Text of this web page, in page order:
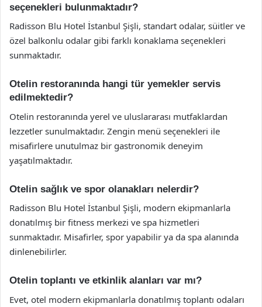
seçenekleri bulunmaktadır?
Radisson Blu Hotel İstanbul Şişli, standart odalar, süitler ve
özel balkonlu odalar gibi farklı konaklama seçenekleri
sunmaktadır.
Otelin restoranında hangi tür yemekler servis
edilmektedir?
Otelin restoranında yerel ve uluslararası mutfaklardan
lezzetler sunulmaktadır. Zengin menü seçenekleri ile
misafirlere unutulmaz bir gastronomik deneyim
yaşatılmaktadır.
Otelin sağlık ve spor olanakları nelerdir?
Radisson Blu Hotel İstanbul Şişli, modern ekipmanlarla
donatılmış bir fitness merkezi ve spa hizmetleri
sunmaktadır. Misafirler, spor yapabilir ya da spa alanında
dinlenebilirler.
Otelin toplantı ve etkinlik alanları var mı?
Evet, otel modern ekipmanlarla donatılmış toplantı odaları